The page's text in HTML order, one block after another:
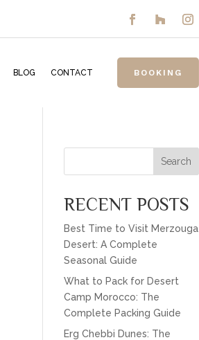
BLOG CONTACT BOOKING
Search
RECENT POSTS
Best Time to Visit Merzouga
Desert: A Complete
Seasonal Guide
What to Pack for Desert
Camp Morocco: The
Complete Packing Guide
Erg Chebbi Dunes: The